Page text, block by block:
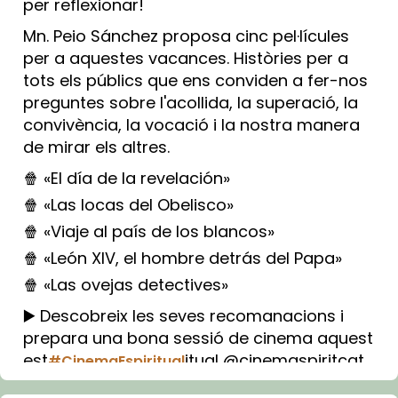
per reflexionar!
Mn. Peio Sánchez proposa cinc pel·lícules
per a aquestes vacances. Històries per a
tots els públics que ens conviden a fer-nos
preguntes sobre l'acollida, la superació, la
convivència, la vocació i la nostra manera
de mirar els altres.
🍿 «El día de la revelación»
🍿 «Las locas del Obelisco»
🍿 «Viaje al país de los blancos»
🍿 «León XIV, el hombre detrás del Papa»
🍿 «Las ovejas detectives»
▶️ Descobreix les seves recomanacions i
prepara una bona sessió de cinema aquest
est#CinemaEspiritualitual @cinemaspiritcat
Imatge: Generada amb IA (OpenAI)